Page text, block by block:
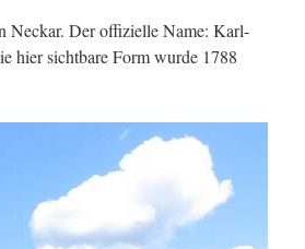
Neckar. Der offizielle Name: Karl-
hier sichtbare Form wurde 1788